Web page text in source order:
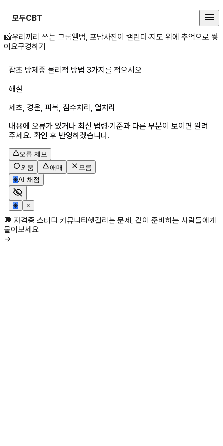
모두CBT
잡초 방제중 물리적 방법 3가지를
📸우리끼리 쓰는 그룹앨범, 포담사진이 캘린더·지도 위에 추억으로 쌓
여요구경하기
잡초 방제중 물리적 방법 3가지를 적으시오
해설
제초, 경운, 피복, 침수처리, 열처리
내용에 오류가 있거나 최신 법령·기준과 다른 부분이 보이면 알려
주세요. 확인 후 반영하겠습니다.
오류 제보
외움
애매
모름
✳AI 채점
✳ ×
💬 자격증 스터디 커뮤니티헷갈리는 문제, 같이 준비하는 사람들에게
물어보세요
→